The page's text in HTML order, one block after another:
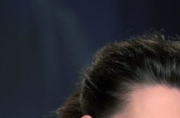
Lifestyle
Familie & Liebe
Promiflash Exklusiv
Alle Themen auf Promiflash